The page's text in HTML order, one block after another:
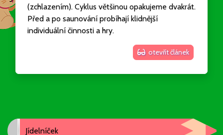
(zchlazením). Cyklus většinou opakujeme dvakrát.
Před a po saunování probíhají klidnější
individuální činnosti a hry.
otevřít článek
Jídelníček